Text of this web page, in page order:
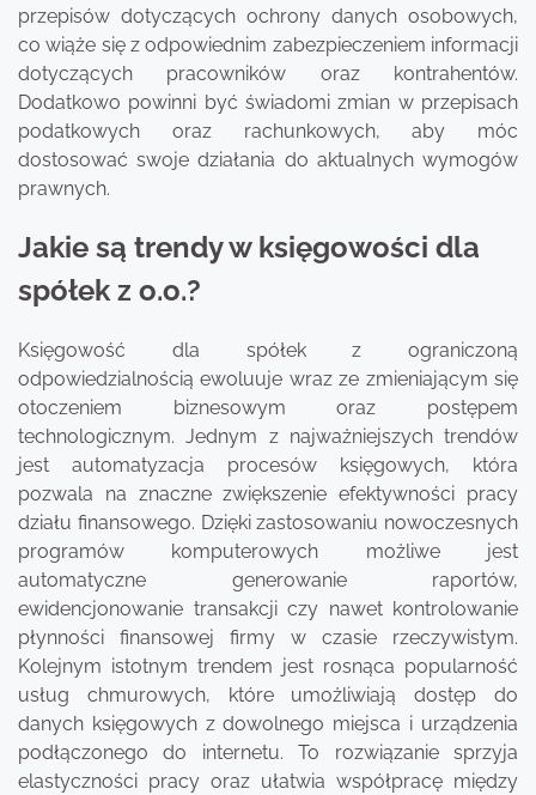
przepisów dotyczących ochrony danych osobowych,
co wiąże się z odpowiednim zabezpieczeniem informacji
dotyczących pracowników oraz kontrahentów.
Dodatkowo powinni być świadomi zmian w przepisach
podatkowych oraz rachunkowych, aby móc
dostosować swoje działania do aktualnych wymogów
prawnych.
Jakie są trendy w księgowości dla
spółek z o.o.?
Księgowość dla spółek z ograniczoną
odpowiedzialnością ewoluuje wraz ze zmieniającym się
otoczeniem biznesowym oraz postępem
technologicznym. Jednym z najważniejszych trendów
jest automatyzacja procesów księgowych, która
pozwala na znaczne zwiększenie efektywności pracy
działu finansowego. Dzięki zastosowaniu nowoczesnych
programów komputerowych możliwe jest
automatyczne generowanie raportów,
ewidencjonowanie transakcji czy nawet kontrolowanie
płynności finansowej firmy w czasie rzeczywistym.
Kolejnym istotnym trendem jest rosnąca popularność
usług chmurowych, które umożliwiają dostęp do
danych księgowych z dowolnego miejsca i urządzenia
podłączonego do internetu. To rozwiązanie sprzyja
elastyczności pracy oraz ułatwia współpracę między